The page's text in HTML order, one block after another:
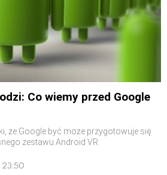
Co wiemy przed Google
że Google być może przygotowuje się
zestawu Android VR
23:50